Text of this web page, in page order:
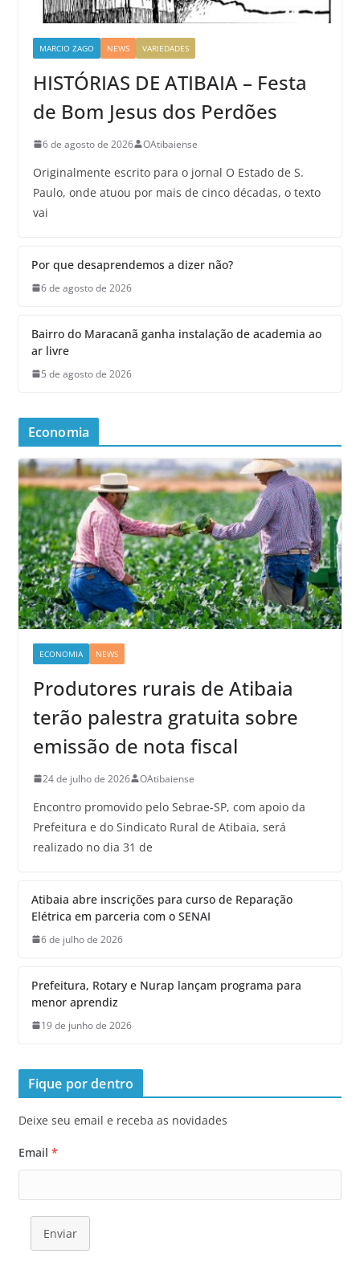
MARCIO ZAGO NEWS VARIEDADES
HISTÓRIAS DE ATIBAIA – Festa
de Bom Jesus dos Perdões
6 de agosto de 2026 OAtibaiense
Originalmente escrito para o jornal O Estado de S.
Paulo, onde atuou por mais de cinco décadas, o texto
vai
Por que desaprendemos a dizer não?
6 de agosto de 2026
Bairro do Maracanã ganha instalação de academia ao
ar livre
5 de agosto de 2026
Economia
ECONOMIA NEWS
Produtores rurais de Atibaia
terão palestra gratuita sobre
emissão de nota fiscal
24 de julho de 2026 OAtibaiense
Encontro promovido pelo Sebrae-SP, com apoio da
Prefeitura e do Sindicato Rural de Atibaia, será
realizado no dia 31 de
Atibaia abre inscrições para curso de Reparação
Elétrica em parceria com o SENAI
6 de julho de 2026
Prefeitura, Rotary e Nurap lançam programa para
menor aprendiz
19 de junho de 2026
Fique por dentro
Deixe seu email e receba as novidades
Email *
Enviar